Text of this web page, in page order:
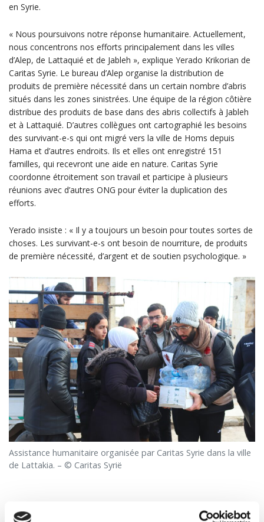
en Syrie.
« Nous poursuivons notre réponse humanitaire. Actuellement,
nous concentrons nos efforts principalement dans les villes
d’Alep, de Lattaquié et de Jableh », explique Yerado Krikorian de
Caritas Syrie. Le bureau d’Alep organise la distribution de
produits de première nécessité dans un certain nombre d’abris
situés dans les zones sinistrées. Une équipe de la région côtière
distribue des produits de base dans des abris collectifs à Jableh
et à Lattaquié. D’autres collègues ont cartographié les besoins
des survivant-e-s qui ont migré vers la ville de Homs depuis
Hama et d’autres endroits. Ils et elles ont enregistré 151
familles, qui recevront une aide en nature. Caritas Syrie
coordonne étroitement son travail et participe à plusieurs
réunions avec d’autres ONG pour éviter la duplication des
efforts.
Yerado insiste : « Il y a toujours un besoin pour toutes sortes de
choses. Les survivant-e-s ont besoin de nourriture, de produits
de première nécessité, d’argent et de soutien psychologique. »
Assistance humanitaire organisée par Caritas Syrie dans la ville
de Lattakia. – © Caritas Syrië